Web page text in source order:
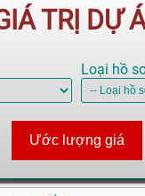
TRỊ DỰ
Loại hồ
Ước lượng giá